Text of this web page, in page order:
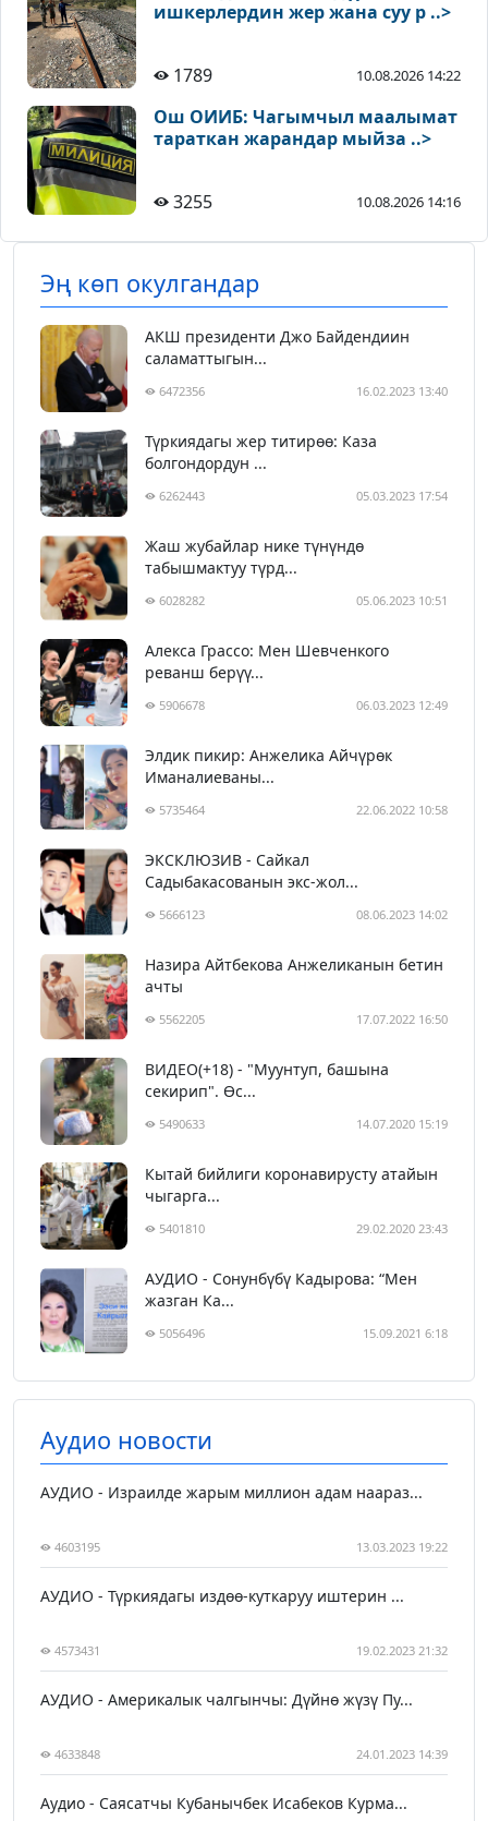
ишкерлердин жер жана суу р ..>
1789 10.08.2026 14:22
Ош ОИИБ: Чагымчыл маалымат
тараткан жарандар мыйза ..>
3255 10.08.2026 14:16
Эң көп окулгандар
АКШ президенти Джо Байдендиин
саламаттыгын...
6472356 16.02.2023 13:40
Түркиядагы жер титирөө: Каза
болгондордун ...
6262443 05.03.2023 17:54
Жаш жубайлар нике түнүндө
табышмактуу түрд...
6028282 05.06.2023 10:51
Алекса Грассо: Мен Шевченкого
реванш берүү...
5906678 06.03.2023 12:49
Элдик пикир: Анжелика Айчүрөк
Иманалиеваны...
5735464 22.06.2022 10:58
ЭКСКЛЮЗИВ - Сайкал
Садыбакасованын экс-жол...
5666123 08.06.2023 14:02
Назира Айтбекова Анжеликанын бетин
ачты
5562205 17.07.2022 16:50
ВИДЕО(+18) - "Муунтуп, башына
секирип". Өс...
5490633 14.07.2020 15:19
Кытай бийлиги коронавирусту атайын
чыгарга...
5401810 29.02.2020 23:43
АУДИО - Сонунбүбү Кадырова: “Мен
жазган Ка...
5056496 15.09.2021 6:18
Аудио новости
АУДИО - Израилде жарым миллион адам наараз...
4603195 13.03.2023 19:22
АУДИО - Түркиядагы издөө-куткаруу иштерин ...
4573431 19.02.2023 21:32
АУДИО - Америкалык чалгынчы: Дүйнө жүзү Пу...
4633848 24.01.2023 14:39
Аудио - Саясатчы Кубанычбек Исабеков Курма...